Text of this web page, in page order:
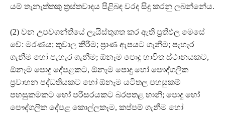
යම් තැනැත්තකු ත්‍රස්තවාදය පිළිබඳ වරද සිදු කරනු ලබන්නේය.
(2) වන උපවගන්තියේ ලැයිස්තුගත කර ඇති ප්‍රතිඵල මෙසේ
වේ: මරණය; තුවාල කිරීම; ප්‍රාණ ඇපයට ගැනීම; පැහැර
ගැනීම හෝ පැහැර ගැනීම; ඕනෑම පොදු භාවිත ස්ථානයකට,
ඕනෑම පොදු දේපළකට, ඕනෑම පොදු හෝ පෞද්ගලික
ප්‍රවාහන පද්ධතියකට හෝ ඕනෑම යටිතල පහසුකම්
පහසුකමකට හෝ පරිසරයකට බරපතළ හානි; පොදු හෝ
පෞද්ගලික දේපළ කොල්ලකෑම, කප්පම් ගැනීම හෝ